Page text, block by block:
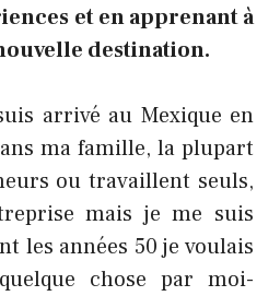
et en apprenant à
destination.
arrivé au Mexique en
ma famille, la plupart
ou travaillent seuls,
mais je me suis
les années 50 je voulais
chose par moi-